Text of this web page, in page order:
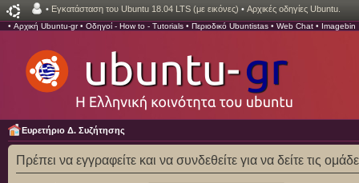
• Εγκατάσταση του Ubuntu 18.04 LTS (με εικόνες) • Αρχικές οδηγίες Ubuntu.
• Αρχική Ubuntu-gr• Οδηγοί - How to - Tutorials • Περιοδικό Ubuntistas • Web Chat • Imagebin
Ευρετήριο Δ. Συζήτησης
Πρέπει να εγγραφείτε και να συνδεθείτε για να δείτε τις